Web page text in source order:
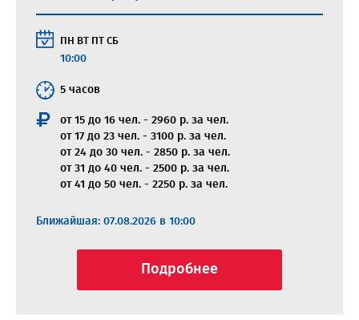
ПН ВТ ПТ СБ
10:00
5 часов
от 15 до 16 чел. - 2960 р. за чел.
от 17 до 23 чел. - 3100 р. за чел.
от 24 до 30 чел. - 2850 р. за чел.
от 31 до 40 чел. - 2500 р. за чел.
от 41 до 50 чел. - 2250 р. за чел.
Ближайшая: 07.08.2026 в 10:00
Подробнее